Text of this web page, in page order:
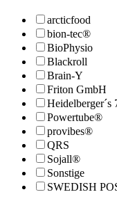
arcticfood
bion-tec®
BioPhysio
Blackroll
Brain-Y
Friton GmbH
Powertube®
provibes®
QRS
Sojall®
Sonstige
SWEDISH